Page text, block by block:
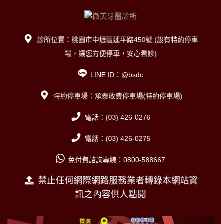
診所位置：桃園市中壢區延平路450號 (設有特約停車
場，讓您方便停車，安心看診)
LINE ID：@bsdc
特約停車場：承泰收費停車場(特約停車場)
電話：(03) 426-0276
電話：(03) 426-0275
免付費諮詢專線：0800-588667
禁止任何網際網路服務業者轉錄本網站資
訊之內容供人點閱